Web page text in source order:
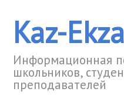
Kaz-
Информационная
школьников,
преподавателей